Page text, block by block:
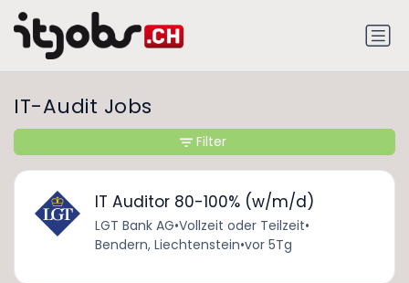
IT-Audit Jobs
IT Auditor 80-100% (w/m/d)
LGT Bank AG•Vollzeit oder Teilzeit•
Bendern, Liechtenstein•vor 5Tg
Filter